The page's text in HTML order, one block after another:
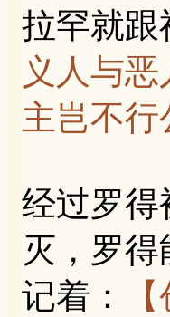
拉罕就跟
义人与
主岂不行
经过罗得
灭，罗
记着：